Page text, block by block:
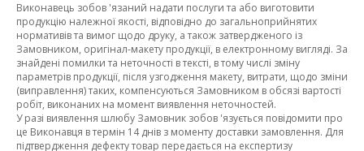
Виконавець зобов 'язаний надати послуги та або виготовити
продукцію належної якості, відповідно до загальноприйнятих
нормативів та вимог щодо друку, а також затвердженого із
Замовником, оригінал-макету продукції, в електронному вигляді. За
знайдені помилки та неточності в тексті, в тому числі зміну
параметрів продукції, після узгодження макету, витрати, щодо зміни
(виправлення) таких, компенсуються Замовником в обсязі вартості
робіт, виконаних на момент виявлення неточностей.
У разі виявлення шлюбу Замовник зобов 'язується повідомити про
це Виконавця в термін 14 днів з моменту доставки замовлення. Для
підтвердження дефекту товар передається на експертизу